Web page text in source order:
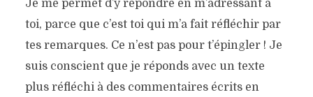
Je me permet d’y répondre en m’adressant à
toi, parce que c’est toi qui m’a fait réfléchir par
tes remarques. Ce n’est pas pour t’épingler ! Je
suis conscient que je réponds avec un texte
plus réfléchi à des commentaires écrits en